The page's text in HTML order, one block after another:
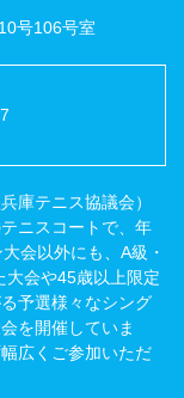
号106号室
庫テニス協議会）
ニスコートで、年
会以外にも、A級・
大会や45歳以上限定
予選様々なシング
を開催していま
広くご参加いただ